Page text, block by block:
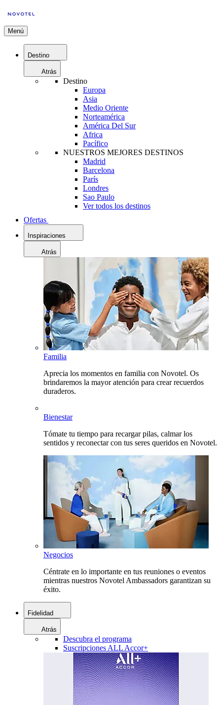
Menú
Destino
Atrás
Destino
Europa
Asia
Medio Oriente
Norteamérica
América Del Sur
Africa
Pacífico
NUESTROS MEJORES DESTINOS
Madrid
Barcelona
París
Londres
Sao Paulo
Ver todos los destinos
Ofertas
Inspiraciones
Atrás
Familia
Aprecia los momentos en familia con Novotel. Os
brindaremos la mayor atención para crear recuerdos
duraderos.
Bienestar
Tómate tu tiempo para recargar pilas, calmar los
sentidos y reconectar con tus seres queridos en Novotel.
Negocios
Céntrate en lo importante en tus reuniones o eventos
mientras nuestros Novotel Ambassadors garantizan su
éxito.
Fidelidad
Atrás
Descubra el programa
Suscripciones ALL Accor+